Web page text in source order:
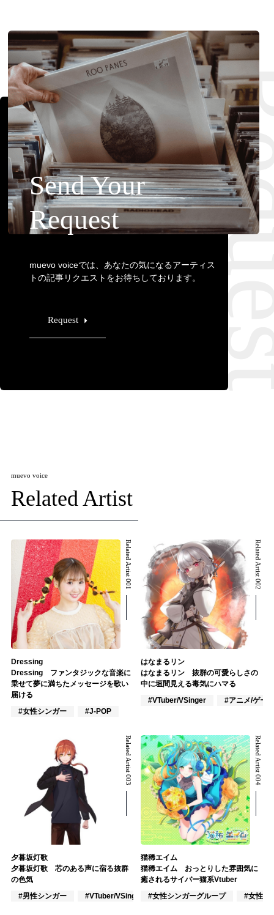
Send Your
Request
muevo voiceでは、あなたの気になるアーティス
トの記事リクエストをお待ちしております。
Request
muevo voice
Related Artist
Related Artist 001
Dressing
Dressing ファンタジックな音楽に
乗せて夢に満ちたメッセージを歌い
届ける
#女性シンガー
#J-POP
Related Artist 002
はなまるリン
はなまるリン 抜群の可愛らしさの
中に垣間見える毒気にハマる
#VTuber/VSinger
#アニメ/ゲーム
Related Artist 003
夕暮坂灯歌
夕暮坂灯歌 芯のある声に宿る抜群
の色気
#男性シンガー
#VTuber/VSinger #VOCALOID
Related Artist 004
猫稀エイム
猫稀エイム おっとりした雰囲気に
癒されるサイバー猫系Vtuber
#女性シンガーグループ
#女性ア